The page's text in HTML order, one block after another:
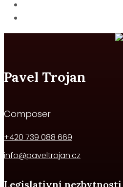
Pavel Trojan
Composer
+420 739 088 669
info@paveltrojan.cz
Legislativní nezbytnosti